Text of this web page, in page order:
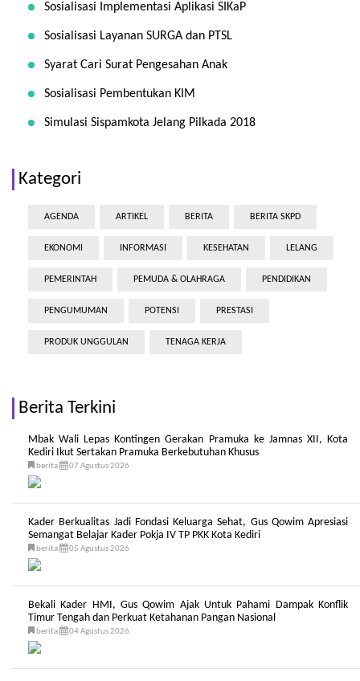
Sosialisasi Implementasi Aplikasi SIKaP
Sosialisasi Layanan SURGA dan PTSL
Syarat Cari Surat Pengesahan Anak
Sosialisasi Pembentukan KIM
Simulasi Sispamkota Jelang Pilkada 2018
Kategori
AGENDA ARTIKEL BERITA BERITA SKPD
EKONOMI INFORMASI KESEHATAN LELANG
PEMERINTAH PEMUDA & OLAHRAGA PENDIDIKAN
PENGUMUMAN POTENSI PRESTASI
PRODUK UNGGULAN TENAGA KERJA
Berita Terkini
Mbak Wali Lepas Kontingen Gerakan Pramuka ke Jamnas XII, Kota
Kediri Ikut Sertakan Pramuka Berkebutuhan Khusus
berita 07 Agustus 2026
Kader Berkualitas Jadi Fondasi Keluarga Sehat, Gus Qowim Apresiasi
Semangat Belajar Kader Pokja IV TP PKK Kota Kediri
berita 05 Agustus 2026
Bekali Kader HMI, Gus Qowim Ajak Untuk Pahami Dampak Konflik
Timur Tengah dan Perkuat Ketahanan Pangan Nasional
berita 04 Agustus 2026